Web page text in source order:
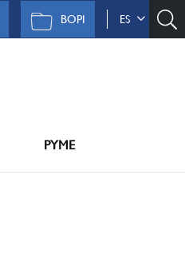
ES
BOPI
PYME